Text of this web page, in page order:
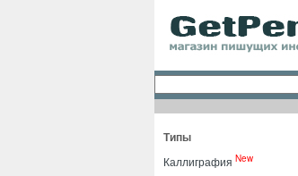
Типы
Каллиграфия New